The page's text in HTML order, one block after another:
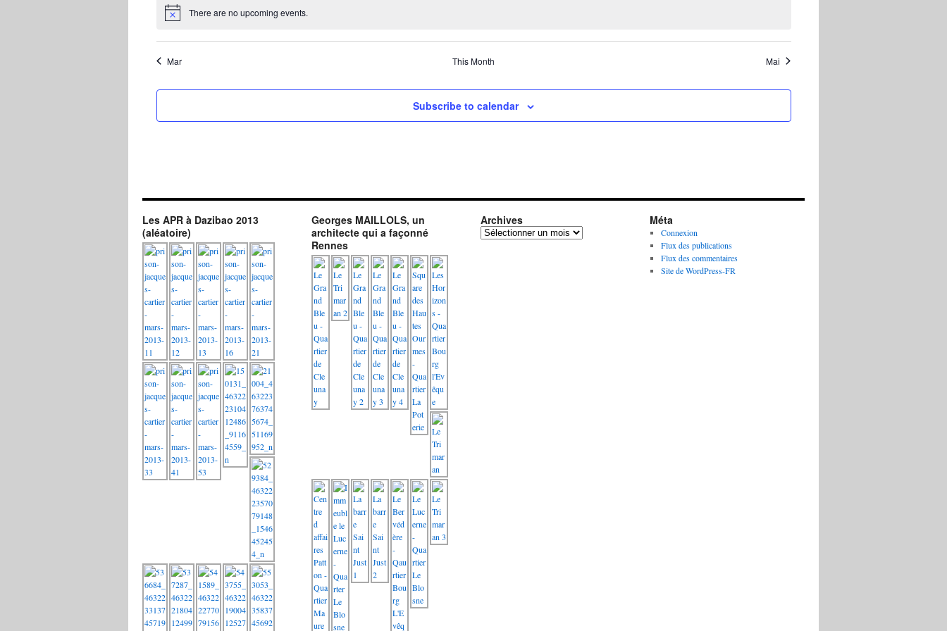
There are no upcoming events.
Mar This Month Mai
Subscribe to calendar
Les APR à Dazibao 2013
(aléatoire)
Georges MAILLOLS, un
architecte qui a façonné
Rennes
Archives
Archives
Méta
Connexion
Flux des publications
Flux des commentaires
Site de WordPress-FR